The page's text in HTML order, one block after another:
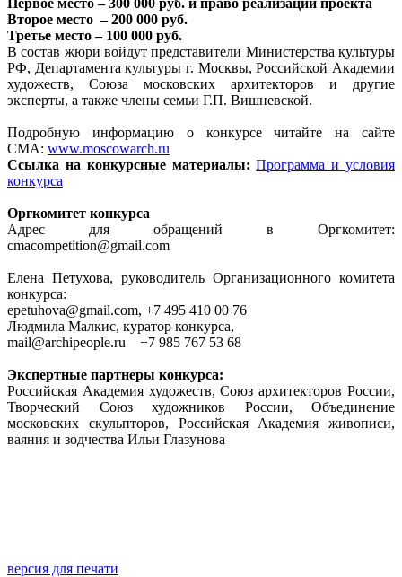
Второе место – 200 000 руб.
Третье место – 100 000 руб.
В состав жюри войдут представители Министерства культуры
РФ, Департамента культуры г. Москвы, Российской Академии
художеств, Союза московских архитекторов и другие
эксперты, а также члены семьи Г.П. Вишневской.
Подробную информацию о конкурсе читайте на сайте
СМА: www.moscowarch.ru
Ссылка на конкурсные материалы: Программа и условия
конкурса
Оргкомитет конкурса
Адрес для обращений в Оргкомитет:
cmacompetition@gmail.com
Елена Петухова, руководитель Организационного комитета
конкурса:
epetuhova@gmail.com, +7 495 410 00 76
Людмила Малкис, куратор конкурса,
mail@archipeople.ru +7 985 767 53 68
Экспертные партнеры конкурса:
Российская Академия художеств, Союз архитекторов России,
Творческий Союз художников России, Объединение
московских скульпторов, Российская Академия живописи,
ваяния и зодчества Ильи Глазунова
версия для печати